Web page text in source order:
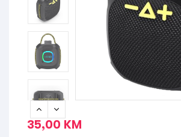
35,00 KM